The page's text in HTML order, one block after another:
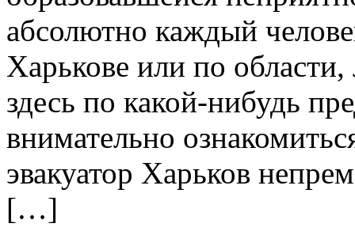
абсолютно каждый
Харькове или по
здесь по какой-нибудь
внимательно
эвакуатор Харьков
[…]